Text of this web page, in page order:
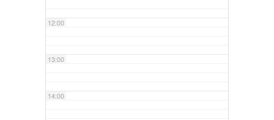
12:00
13:00
14:00